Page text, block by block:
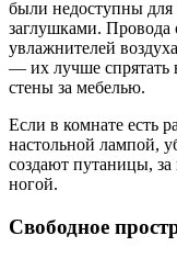
были недоступны для
заглушками. Провода
увлажнителей
— их лучше спрятать
стены за мебелью.
Если в комнате есть
настольной лампой,
создают путаницы,
ногой.
Свободное